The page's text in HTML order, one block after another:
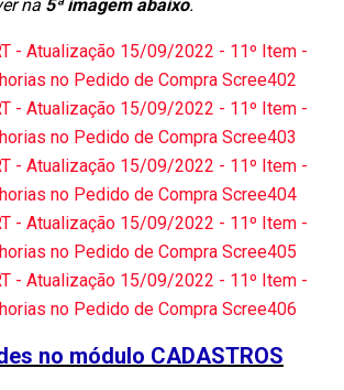
na 5ª imagem abaixo.
no módulo CADASTROS